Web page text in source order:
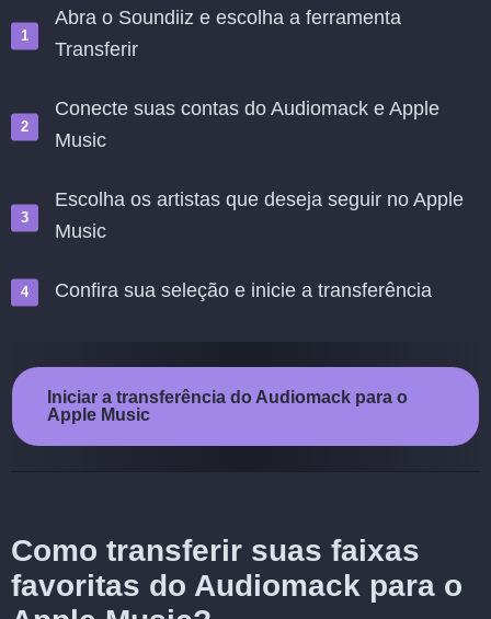
Abra o Soundiiz e escolha a ferramenta
Transferir
Conecte suas contas do Audiomack e Apple
Music
Escolha os artistas que deseja seguir no Apple
Music
Confira sua seleção e inicie a transferência
Iniciar a transferência do Audiomack para o
Apple Music
Como transferir suas faixas
favoritas do Audiomack para o